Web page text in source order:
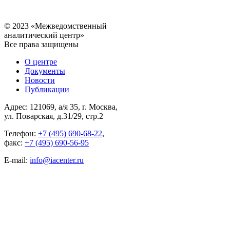
© 2023 «Межведомственный
аналитический центр»
Все права защищены
О центре
Документы
Новости
Публикации
Адрес: 121069, а/я 35, г. Москва,
ул. Поварская, д.31/29, стр.2
Телефон: +7 (495) 690-68-22,
факс: +7 (495) 690-56-95
E-mail: info@iacenter.ru